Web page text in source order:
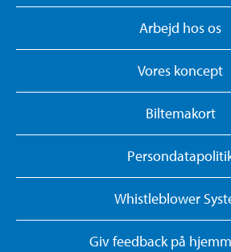
Arbejd hos os
Vores koncept
Biltemakort
Whistleblower
Giv feedback på